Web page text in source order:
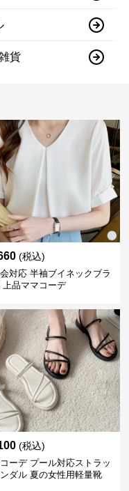
貨
(税込)
対応 半袖ブイネックブラ
上品ママコーデ
(税込)
ーデ プール対応ストラッ
ダル 夏の女性用軽量靴